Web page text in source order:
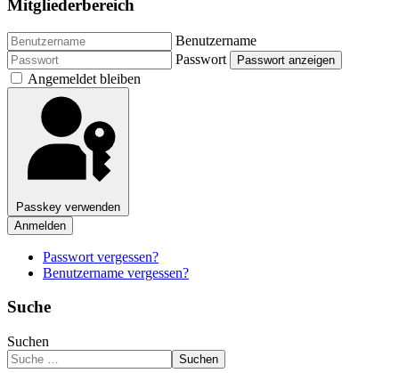
Mitgliederbereich
Benutzername
Passwort
Passwort anzeigen
Angemeldet bleiben
Passkey verwenden
Anmelden
Passwort vergessen?
Benutzername vergessen?
Suche
Suchen
Suchen